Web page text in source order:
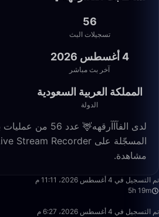
56
تسجيلات البث
4 أغسطس 2026
آخر بث مباشر
المملكة العربية السعودية
الدولة
مشاهدة.
تم التسجيل في 4 أغسطس 2026، 11:11 م
5h 19m
2:44:00
تم التسجيل في 4 أغسطس 2026، 6:27 م